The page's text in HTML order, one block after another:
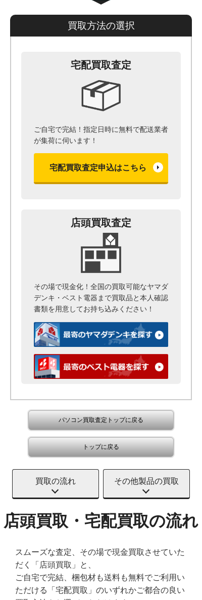
買取方法の選択
宅配買取査定
ご自宅で完結！指定日時に無料で配送業者
が集荷に伺います！
宅配買取査定申込はこちら
店頭買取査定
その場で現金化！全国の買取可能なヤマダ
デンキ・ベスト電器まで買取品と本人確認
書類を用意してお持ち込みください！
パソコン買取査定トップに戻る
トップに戻る
買取の流れ その他製品の買取
店頭買取・宅配買取の流れ
スムーズな査定、その場で現金買取させていた
だく「店頭買取」と、
ご自宅で完結、梱包材も送料も無料でご利用い
ただける「宅配買取」のいずれかご都合の良い